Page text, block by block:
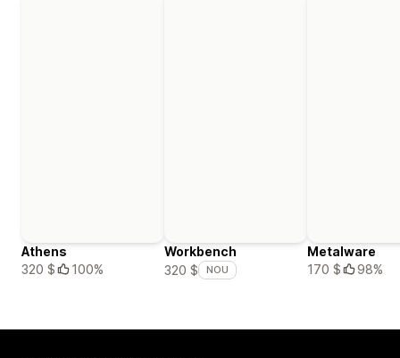
Athens
320 $
100%
Workbench
320 $
NOU
Metalware
170 $
98%